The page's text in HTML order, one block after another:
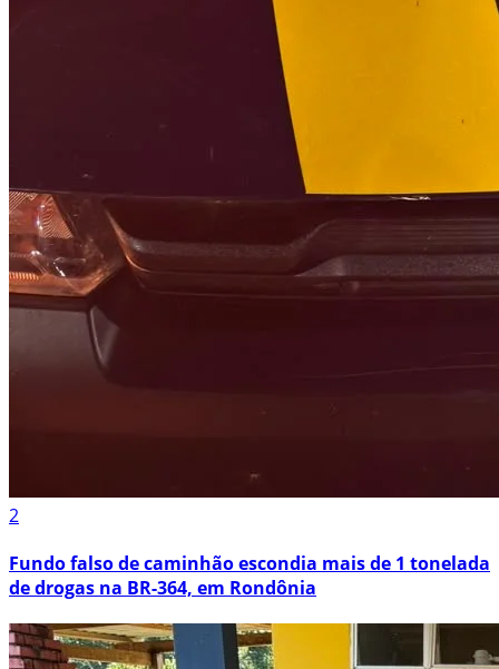
2
Fundo falso de caminhão escondia mais de 1 tonelada
de drogas na BR-364, em Rondônia